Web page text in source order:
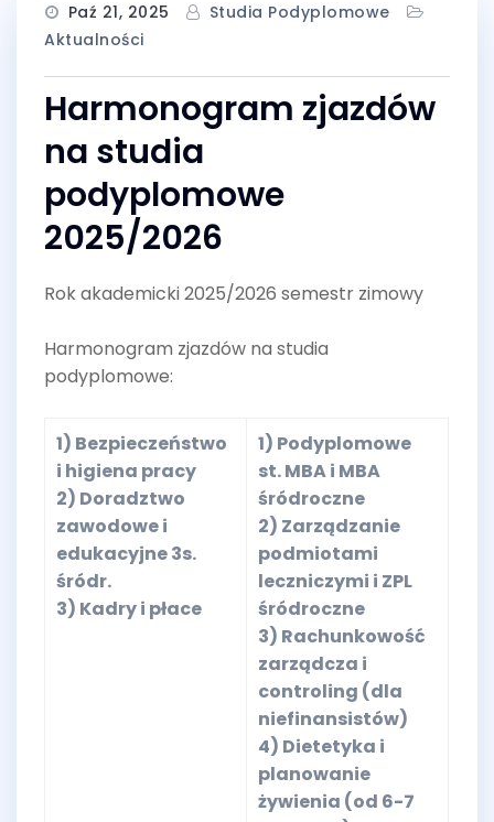
Paź 21, 2025
Studia Podyplomowe
Aktualności
Harmonogram zjazdów
na studia
podyplomowe
2025/2026
Rok akademicki 2025/2026 semestr zimowy
Harmonogram zjazdów na studia
podyplomowe:
1) Bezpieczeństwo
i higiena pracy
2) Doradztwo
zawodowe i
edukacyjne 3s.
śródr.
3) Kadry i płace
1) Podyplomowe
st. MBA i MBA
śródroczne
2) Zarządzanie
podmiotami
leczniczymi i ZPL
śródroczne
3) Rachunkowość
zarządcza i
controling (dla
niefinansistów)
4) Dietetyka i
planowanie
żywienia (od 6-7